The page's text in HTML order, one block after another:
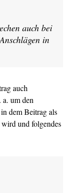
auch bei
in
auch
um den
dem Beitrag als
wird und folgendes